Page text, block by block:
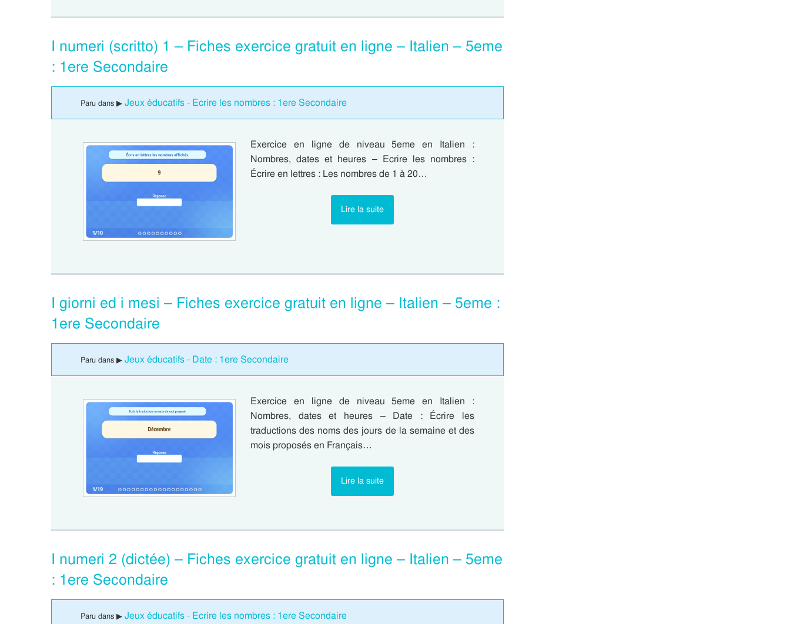
I numeri (scritto) 1 – Fiches exercice gratuit en ligne – Italien – 5eme
: 1ere Secondaire
Paru dans ▶ Jeux éducatifs - Ecrire les nombres : 1ere Secondaire
Exercice en ligne de niveau 5eme en Italien :
Nombres, dates et heures – Ecrire les nombres :
Écrire en lettres : Les nombres de 1 à 20…
Lire la suite
I giorni ed i mesi – Fiches exercice gratuit en ligne – Italien – 5eme :
1ere Secondaire
Paru dans ▶ Jeux éducatifs - Date : 1ere Secondaire
Exercice en ligne de niveau 5eme en Italien :
Nombres, dates et heures – Date : Écrire les
traductions des noms des jours de la semaine et des
mois proposés en Français…
Lire la suite
I numeri 2 (dictée) – Fiches exercice gratuit en ligne – Italien – 5eme
: 1ere Secondaire
Paru dans ▶ Jeux éducatifs - Ecrire les nombres : 1ere Secondaire